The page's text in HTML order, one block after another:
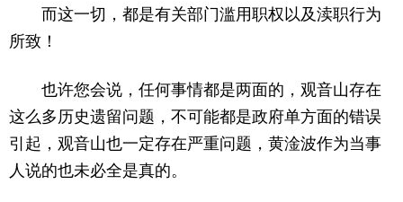
而这一切，都是有关部门滥用职权以及渎职行为
所致！
也许您会说，任何事情都是两面的，观音山存在
这么多历史遗留问题，不可能都是政府单方面的错误
引起，观音山也一定存在严重问题，黄淦波作为当事
人说的也未必全是真的。